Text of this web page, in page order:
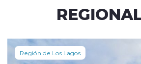
Región de Los Lagos